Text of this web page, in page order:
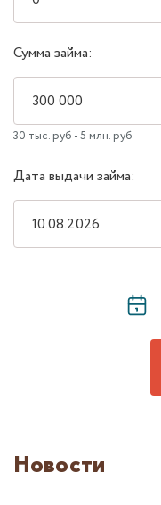
Сумма займа:
30 тыс. руб - 5 млн. руб
Дата выдачи займа:
Новости